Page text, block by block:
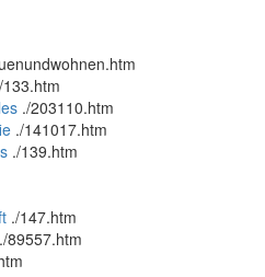
/133.htm
./203110.htm
./141017.htm
./139.htm
./147.htm
./89557.htm